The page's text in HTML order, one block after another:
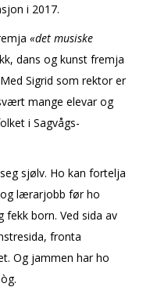
i 2017.
«det musiske
dans og kunst fremja
Sigrid som rektor er
mange elevar og
i Sagvågs-
sjølv. Ho kan fortelja
lærarjobb før ho
born. Ved sida av
fronta
Og jammen har ho